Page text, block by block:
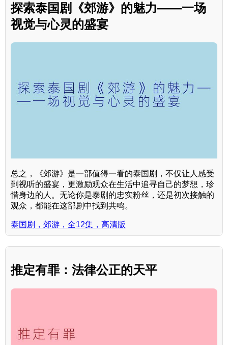
探索泰国剧《郊游》的魅力——一场
视觉与心灵的盛宴
总之，《郊游》是一部值得一看的泰国剧，不仅让人感受
到视听的盛宴，更激励观众在生活中追寻自己的梦想，珍
惜身边的人。无论你是泰剧的忠实粉丝，还是初次接触的
观众，都能在这部剧中找到共鸣。
泰国剧，郊游，全12集，高清版
推定有罪：法律公正的天平